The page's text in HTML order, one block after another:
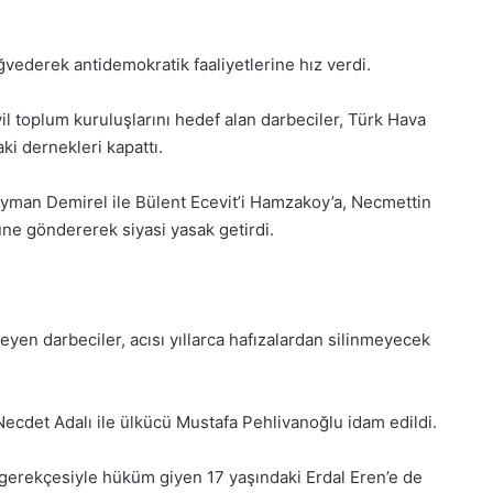
antidemokratik faaliyetlerine hız verdi.
kuruluşlarını hedef alan darbeciler, Türk Hava
dernekleri kapattı.
Demirel ile Bülent Ecevit’i Hamzakoy’a, Necmettin
göndererek siyasi yasak getirdi.
darbeciler, acısı yıllarca hafızalardan silinmeyecek
Adalı ile ülkücü Mustafa Pehlivanoğlu idam edildi.
hüküm giyen 17 yaşındaki Erdal Eren’e de
Gıynık
Gıynık
1 Aralık 2025
1 Aralık Pazartesi 2025, Gıynık